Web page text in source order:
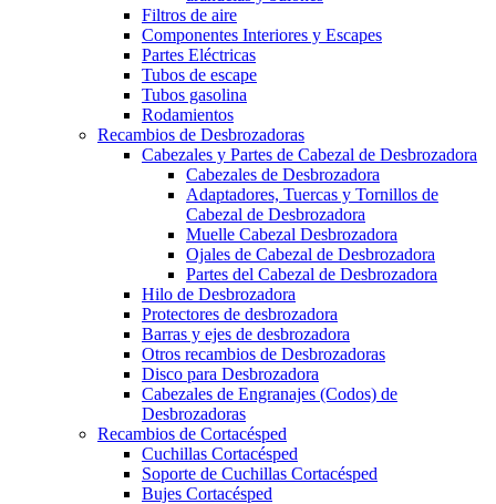
Filtros de aire
Componentes Interiores y Escapes
Partes Eléctricas
Tubos de escape
Tubos gasolina
Rodamientos
Recambios de Desbrozadoras
Cabezales y Partes de Cabezal de Desbrozadora
Cabezales de Desbrozadora
Adaptadores, Tuercas y Tornillos de
Cabezal de Desbrozadora
Muelle Cabezal Desbrozadora
Ojales de Cabezal de Desbrozadora
Partes del Cabezal de Desbrozadora
Hilo de Desbrozadora
Protectores de desbrozadora
Barras y ejes de desbrozadora
Otros recambios de Desbrozadoras
Disco para Desbrozadora
Cabezales de Engranajes (Codos) de
Desbrozadoras
Recambios de Cortacésped
Cuchillas Cortacésped
Soporte de Cuchillas Cortacésped
Bujes Cortacésped